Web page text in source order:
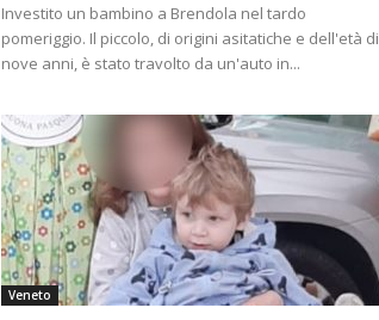
Investito un bambino a Brendola nel tardo
pomeriggio. Il piccolo, di origini asitatiche e dell'età di
nove anni, è stato travolto da un'auto in...
Veneto